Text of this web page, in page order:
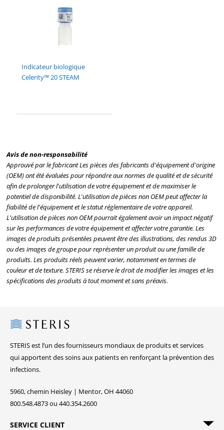
Indicateur biologique
Celerity™ 20 STEAM
Avis de non-responsabilité
Approuvé par le fabricant Les pièces des fabricants d'équipement d'origine
(OEM) ont été évaluées pour répondre aux normes de qualité et de sécurité
afin de prolonger l'utilisation de votre équipement et de maximiser le
potentiel de disponibilité. L'utilisation de pièces non OEM peut affecter la
fiabilité de l'équipement et le statut réglementaire de votre appareil.
L'utilisation de pièces non OEM pourrait également avoir un impact négatif
sur les performances de votre équipement et affecter votre garantie. Les
images de produits présentées peuvent être des illustrations, des rendus 3D
ou des images de groupe pour représenter un produit ou une famille de
produits. Les produits réels peuvent varier, notamment en termes de
couleur et de texture. STERIS se réserve le droit de modifier les images et les
spécifications des produits à tout moment et sans préavis.
Steris
STERIS est l’un des fournisseurs mondiaux de produits et services
qui apportent des soins aux patients en renforçant la prévention des
infections.
5960, chemin Heisley | Mentor, OH 44060
800.548.4873 ou 440.354.2600
SERVICE CLIENT